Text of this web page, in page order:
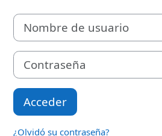
Nombre de usuario
Contraseña
Acceder
¿Olvidó su contraseña?